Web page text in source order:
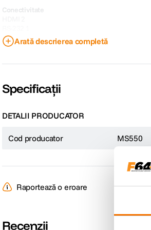
Conectivitate
S-Video 1
Audio RCA 1
USB type B 1
Arată descrierea completă
Specificații
DETALII PRODUCATOR
Cod producator MS550
Raportează o eroare
Recenzii